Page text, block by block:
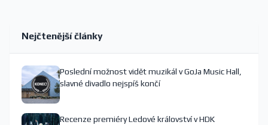
Nejčtenější články
Poslední možnost vidět muzikál v GoJa Music Hall,
slavné divadlo nejspíš končí
Recenze premiéry Ledové království v HDK